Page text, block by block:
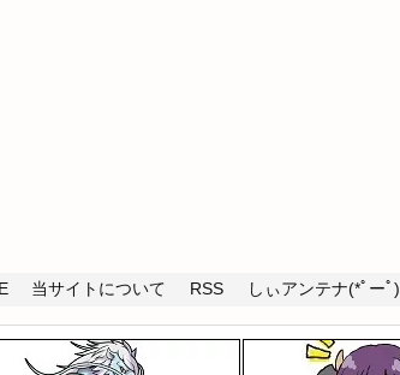
当サイトについて RSS しぃアンテナ(*ﾟーﾟ)